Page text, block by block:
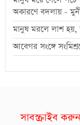
অকারণে বদলায় -
মানুষ মরলে লাশ হয়,
আবেগর সংঙ্গে
সাবস্ক্রাইব